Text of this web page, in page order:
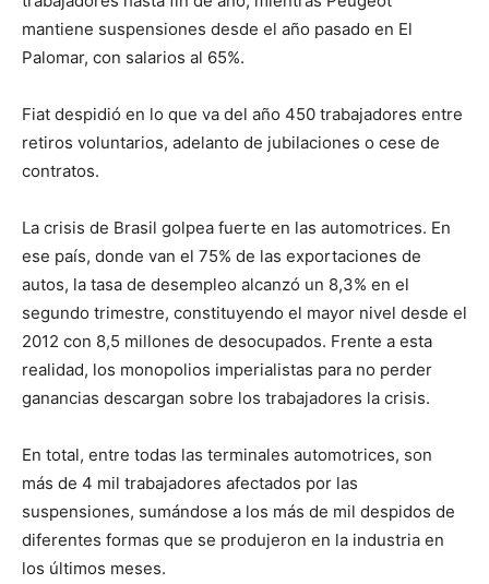
mantiene suspensiones desde el año pasado en El
Palomar, con salarios al 65%.
Fiat despidió en lo que va del año 450 trabajadores entre
retiros voluntarios, adelanto de jubilaciones o cese de
contratos.
La crisis de Brasil golpea fuerte en las automotrices. En
ese país, donde van el 75% de las exportaciones de
autos, la tasa de desempleo alcanzó un 8,3% en el
segundo trimestre, constituyendo el mayor nivel desde el
2012 con 8,5 millones de desocupados. Frente a esta
realidad, los monopolios imperialistas para no perder
ganancias descargan sobre los trabajadores la crisis.
En total, entre todas las terminales automotrices, son
más de 4 mil trabajadores afectados por las
suspensiones, sumándose a los más de mil despidos de
diferentes formas que se produjeron en la industria en
los últimos meses.